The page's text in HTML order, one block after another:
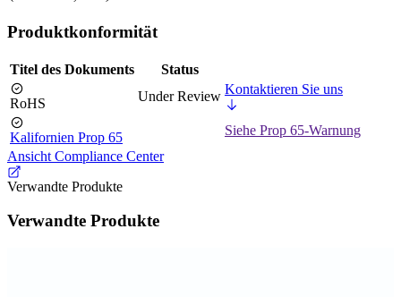
Produktkonformität
Titel des Dokuments Status
RoHS Under Review Kontaktieren Sie uns
Kalifornien Prop 65
Siehe Prop 65-Warnung
Ansicht Compliance Center
Verwandte Produkte
Verwandte Produkte